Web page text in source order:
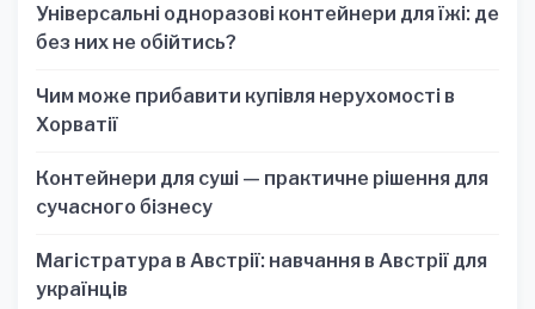
Універсальні одноразові контейнери для їжі: де
без них не обійтись?
Чим може прибавити купівля нерухомості в
Хорватії
Контейнери для суші — практичне рішення для
сучасного бізнесу
Магістратура в Австрії: навчання в Австрії для
українців